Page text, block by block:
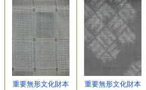
重要無形文化財本
重要無形文化財本